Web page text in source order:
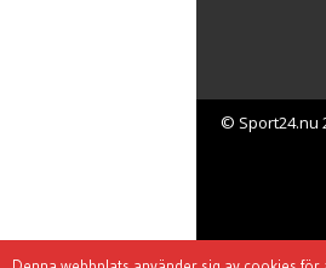
© Sport24.nu